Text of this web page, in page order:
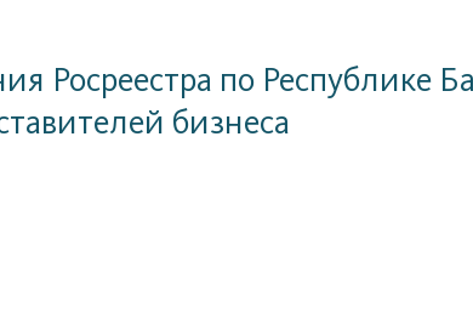
Росреестра по Республике
бизнеса